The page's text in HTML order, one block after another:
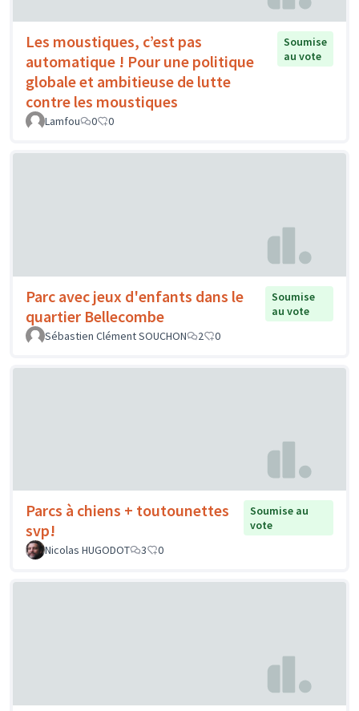
Les moustiques, c’est pas
automatique ! Pour une politique
globale et ambitieuse de lutte
contre les moustiques
Soumise
au vote
Lamfou 0 0
Parc avec jeux d'enfants dans le
quartier Bellecombe
Soumise
au vote
Sébastien Clément SOUCHON
2 0
Parcs à chiens + toutounettes
svp!
Soumise au
vote
Nicolas HUGODOT
3 0